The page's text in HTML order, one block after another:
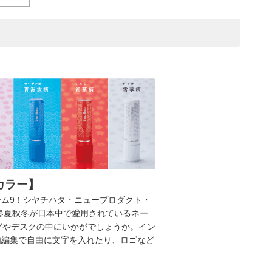
ー】
9！シヤチハタ・ニュープロダクト・
秋冬が日本中で愛用されているネー
デスクの中にいかがでしょうか。イン
集で自由に文字を入れたり、ロゴなど